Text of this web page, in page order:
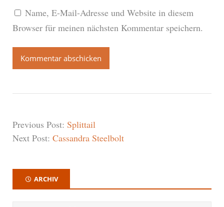
Name, E-Mail-Adresse und Website in diesem
Browser für meinen nächsten Kommentar speichern.
Previous Post: Splittail
Next Post: Cassandra Steelbolt
ARCHIV